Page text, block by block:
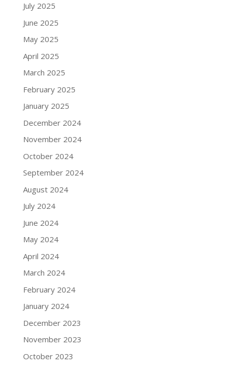
July 2025
June 2025
May 2025
April 2025
March 2025
February 2025
January 2025
December 2024
November 2024
October 2024
September 2024
August 2024
July 2024
June 2024
May 2024
April 2024
March 2024
February 2024
January 2024
December 2023
November 2023
October 2023